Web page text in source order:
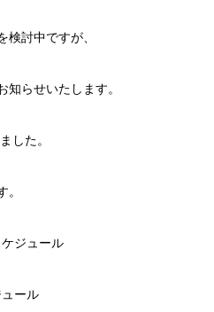
検討中ですが、
らせいたします。
した。
。
ジュール
ール